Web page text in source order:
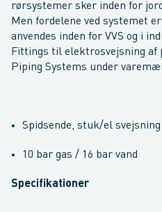
rørsystemer sker inden for
Men fordelene ved systemet
anvendes inden for VVS og i
Fittings til elektrosvejsning af
Piping Systems under
Spidsende, stuk/el svejsning
10 bar gas / 16 bar vand
Specifikationer